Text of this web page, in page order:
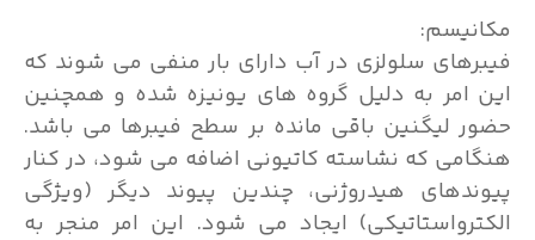
مکانیسم:
فیبرهای سلولزی در آب دارای بار منفی می شوند که
این امر به دلیل گروه های یونیزه شده و همچنین
حضور لیگنین باقی مانده بر سطح فیبرها می باشد.
هنگامی که نشاسته کاتیونی اضافه می شود، در کنار
پیوندهای هیدروژنی، چندین پیوند دیگر (ویژگی
الکترواستاتیکی) ایجاد می شود. این امر منجر به